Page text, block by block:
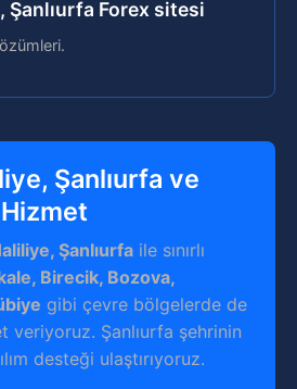
Şanlıurfa Forex sitesi
Şanlıurfa ve
Şanlıurfa ile sınırlı
Birecik, Bozova,
gibi çevre bölgelerde de
veriyoruz. Şanlıurfa şehrinin
desteği ulaştırıyoruz.